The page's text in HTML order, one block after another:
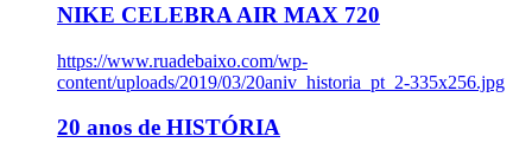
NIKE CELEBRA AIR MAX 720
https://www.ruadebaixo.com/wp-
content/uploads/2019/03/20aniv_historia_pt_2-335x256.jpg
20 anos de HISTÓRIA